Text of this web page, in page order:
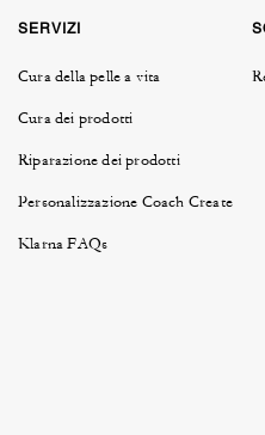
SERVIZI
Cura della pelle a vita
Cura dei prodotti
Riparazione dei prodotti
Personalizzazione Coach Create
Klarna FAQs